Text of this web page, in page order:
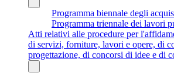
Programma biennale degli
Programma triennale dei lavori
Atti relativi alle procedure per
di servizi, forniture, lavori e opere, di
progettazione, di concorsi di idee e di